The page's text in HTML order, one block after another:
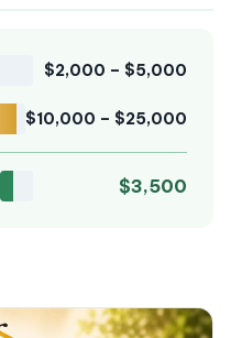
$2,000 – $5,000
$10,000 – $25,000
$3,500